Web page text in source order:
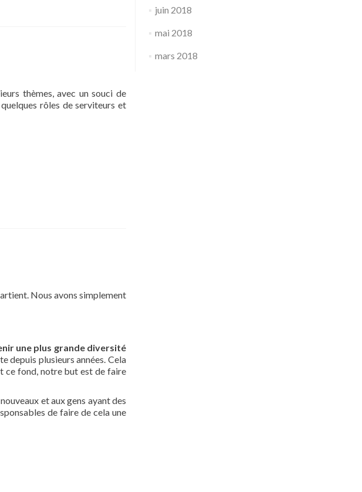
thèmes, avec un souci de
rôles de serviteurs et
Nous avons simplement
une plus grande diversité
depuis plusieurs années. Cela
ce fond, notre but est de faire
et aux gens ayant des
de faire de cela une
juin 2018
mai 2018
mars 2018